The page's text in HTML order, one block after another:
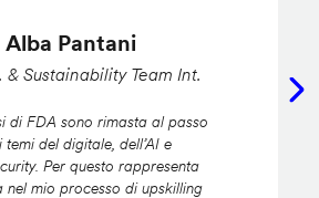
Alba Pantani
& Sustainability Team Int.
di FDA sono rimasta al passo
temi del digitale, dell’AI e
Per questo rappresenta
nel mio processo di upskilling